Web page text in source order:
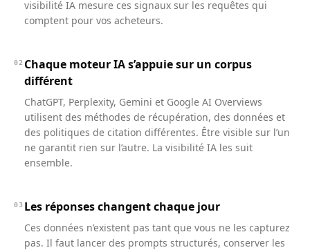
visibilité IA mesure ces signaux sur les requêtes qui
comptent pour vos acheteurs.
02 Chaque moteur IA s’appuie sur un corpus
différent
ChatGPT, Perplexity, Gemini et Google AI Overviews
utilisent des méthodes de récupération, des données et
des politiques de citation différentes. Être visible sur l’un
ne garantit rien sur l’autre. La visibilité IA les suit
ensemble.
03 Les réponses changent chaque jour
Ces données n’existent pas tant que vous ne les capturez
pas. Il faut lancer des prompts structurés, conserver les